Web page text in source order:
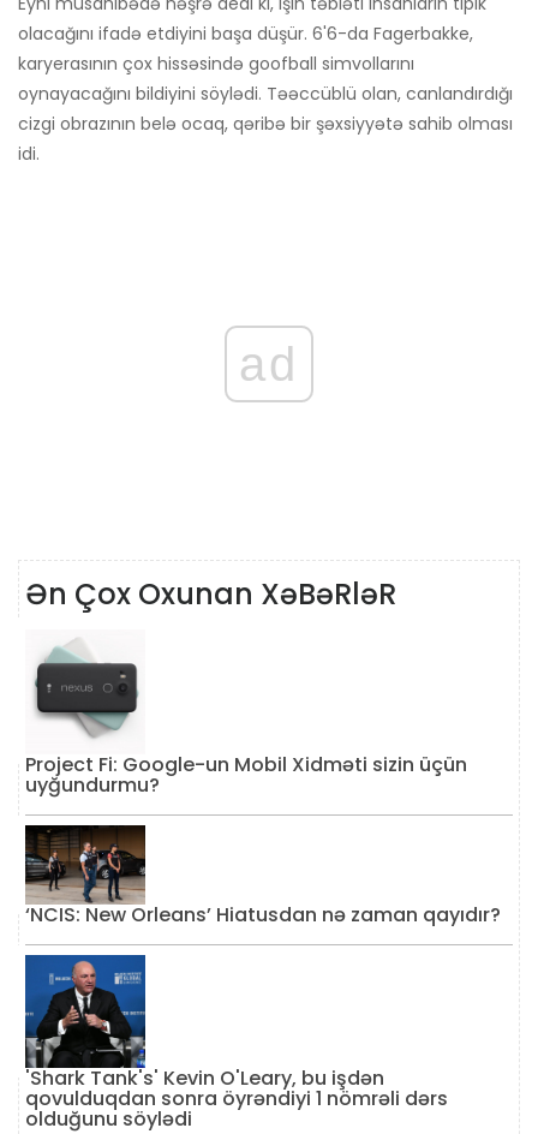
olacağını ifadə etdiyini başa düşür. 6'6-da Fagerbakke,
karyerasının çox hissəsində goofball simvollarını
oynayacağını bildiyini söylədi. Təəccüblü olan, canlandırdığı
cizgi obrazının belə ocaq, qəribə bir şəxsiyyətə sahib olması
idi.
ad
Ən Çox Oxunan XəBəRləR
Project Fi: Google-un Mobil Xidməti sizin üçün
uyğundurmu?
‘NCIS: New Orleans’ Hiatusdan nə zaman qayıdır?
'Shark Tank's' Kevin O'Leary, bu işdən
qovulduqdan sonra öyrəndiyi 1 nömrəli dərs
olduğunu söylədi